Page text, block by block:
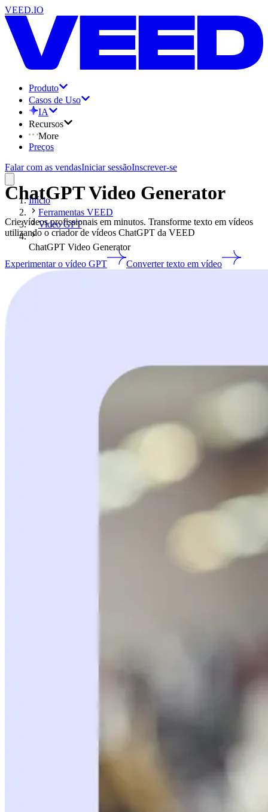
VEED.IO
Produto
Casos de Uso
IA
Recursos
More
Preços
Falar com as vendasIniciar sessãoInscrever-se
Início
Ferramentas VEED
Video GPT
ChatGPT Video Generator
ChatGPT Video Generator
Crie vídeos profissionais em minutos. Transforme texto em vídeos
utilizando o criador de vídeos ChatGPT da VEED
Experimentar o vídeo GPT Converter texto em vídeo